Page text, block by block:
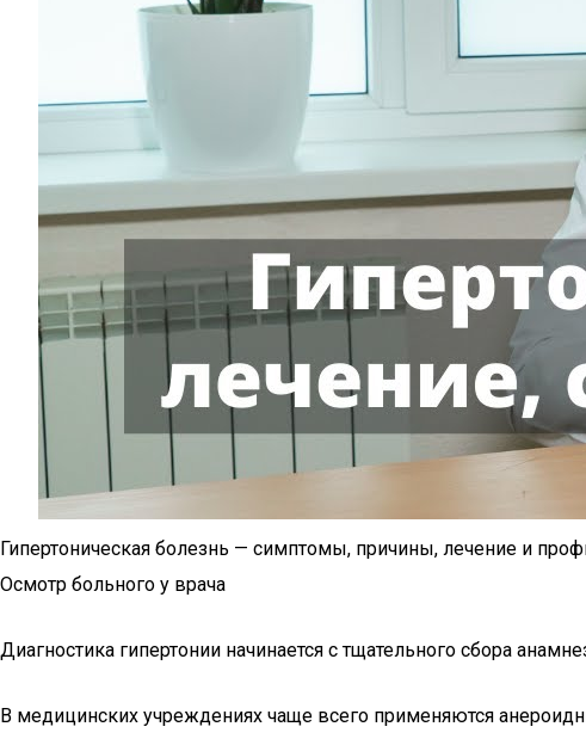
Гипертоническая болезнь — симптомы, причины, лечение и
Осмотр больного у врача
Диагностика гипертонии начинается с тщательного сбора
В медицинских учреждениях чаще всего применяются